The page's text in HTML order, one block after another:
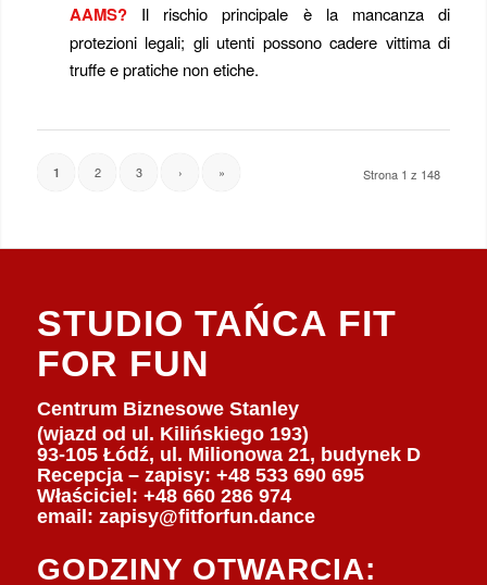
AAMS?Il rischio principale è la mancanza di
protezioni legali; gli utenti possono cadere vittima di
truffe e pratiche non etiche.
Strona 1 z 148
1 2 3 › »
STUDIO TAŃCA FIT
FOR FUN
Centrum Biznesowe Stanley
(wjazd od ul. Kilińskiego 193)
93-105 Łódź, ul. Milionowa 21, budynek D
Recepcja – zapisy: +48 533 690 695
Właściciel: +48 660 286 974
email: zapisy@fitforfun.dance
GODZINY OTWARCIA: